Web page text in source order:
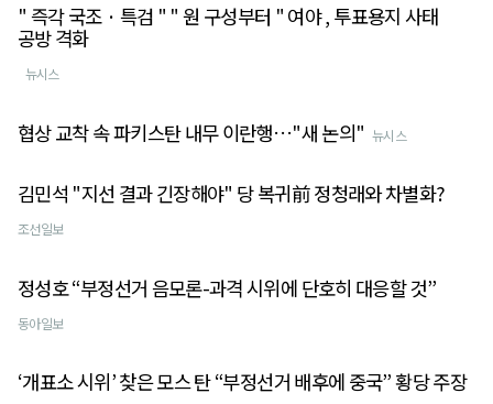
" 즉각 국조 · 특검 " " 원 구성부터 " 여야 , 투표용지 사태
공방 격화
뉴시스
협상 교착 속 파키스탄 내무 이란행…"새 논의" 뉴시스
김민석 "지선 결과 긴장해야" 당 복귀前 정청래와 차별화?
조선일보
정성호 “부정선거 음모론-과격 시위에 단호히 대응할 것”
동아일보
‘개표소 시위’ 찾은 모스 탄 “부정선거 배후에 중국” 황당 주장